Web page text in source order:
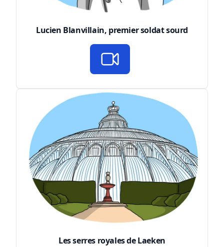
Lucien Blanvillain, premier soldat sourd
Les serres royales de Laeken